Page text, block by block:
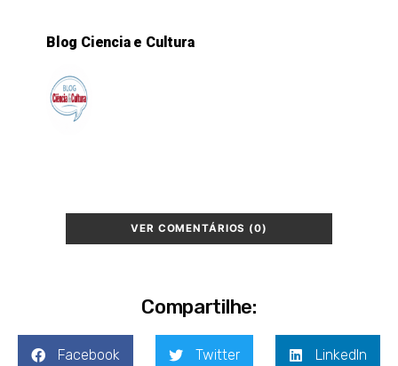
Blog Ciencia e Cultura
VER COMENTÁRIOS (0)
Compartilhe:
Facebook Twitter LinkedIn